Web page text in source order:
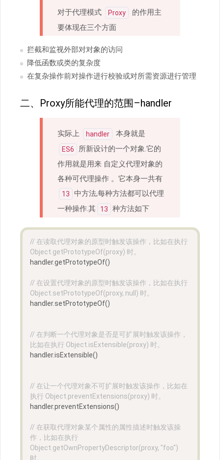
对于代理模式 Proxy
的作用主
要体现在三个方面
拦截和监视外部对对象的访问
降低函数或类的复杂度
在复杂操作前对操作进行校验或对所需资源进行管理
二、Proxy所能代理的范围–handler
实际上 handler 本身就是
ES6
所新设计的一个对象.它的
作用就是用来 自定义代理对象的
各种可代理操作 。它本身一共有
13
中方法,每种方法都可以代理
一种操作.其
13 种方法如下
// 在读取代理对象的原型时触发该操作，比如在执行
Object.getPrototypeOf(proxy) 时。
handler.getPrototypeOf()
// 在设置代理对象的原型时触发该操作，比如在执行
Object.setPrototypeOf(proxy, null) 时。
handler.setPrototypeOf()
// 在判断一个代理对象是否是可扩展时触发该操作，
比如在执行 Object.isExtensible(proxy) 时。
handler.isExtensible()
// 在让一个代理对象不可扩展时触发该操作，比如在
执行 Object.preventExtensions(proxy) 时。
handler.preventExtensions()
// 在获取代理对象某个属性的属性描述时触发该操
作，比如在执行
Object.getOwnPropertyDescriptor(proxy, "foo")
时。